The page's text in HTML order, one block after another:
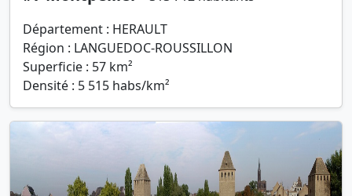
Département : HERAULT
Région : LANGUEDOC-ROUSSILLON
Superficie : 57 km²
Densité : 5 515 habs/km²